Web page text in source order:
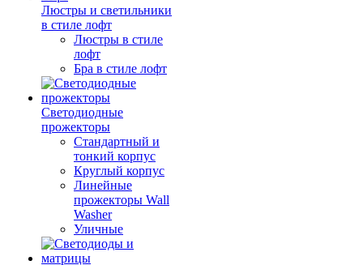
Люстры и светильники
в стиле лофт
Люстры в стиле
лофт
Бра в стиле лофт
Светодиодные
прожекторы
Стандартный и
тонкий корпус
Круглый корпус
Линейные
прожекторы Wall
Washer
Уличные